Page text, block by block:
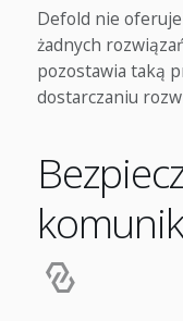
Defold nie
żadnych
pozostawia taką
dostarczaniu